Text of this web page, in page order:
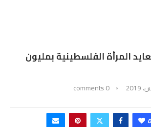
المرأة الفلسطينية بمليون
0 comments
0